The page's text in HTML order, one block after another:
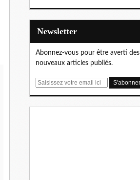
Newsletter
Abonnez-vous pour être averti des
nouveaux articles publiés.
E